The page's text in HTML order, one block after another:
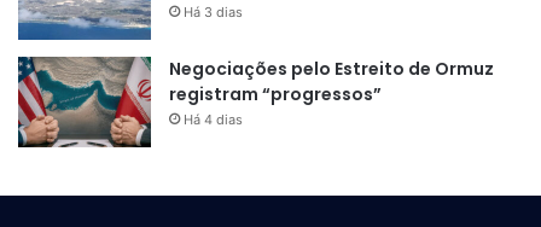
Há 3 dias
Negociações pelo Estreito de Ormuz
registram “progressos”
Há 4 dias